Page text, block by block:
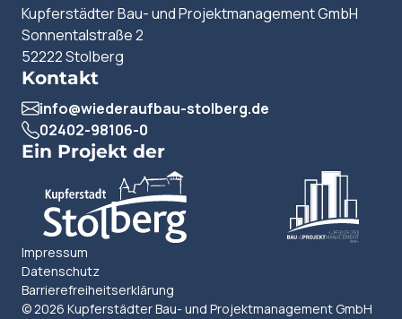
Kupferstädter Bau- und Projektmanagement GmbH
Sonnentalstraße 2
52222 Stolberg
Kontakt
info@wiederaufbau-stolberg.de
02402-98106-0
Ein Projekt der
© 2026 Kupferstädter Bau- und Projektmanagement GmbH
Impressum
Datenschutz
Barrierefreiheitserklärung